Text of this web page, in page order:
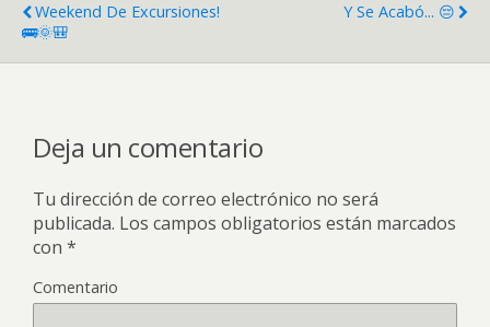
Weekend De Excursiones!
🚌🌞🎒
Y Se Acabó... 😔
Deja un comentario
Tu dirección de correo electrónico no será
publicada. Los campos obligatorios están marcados
con *
Comentario